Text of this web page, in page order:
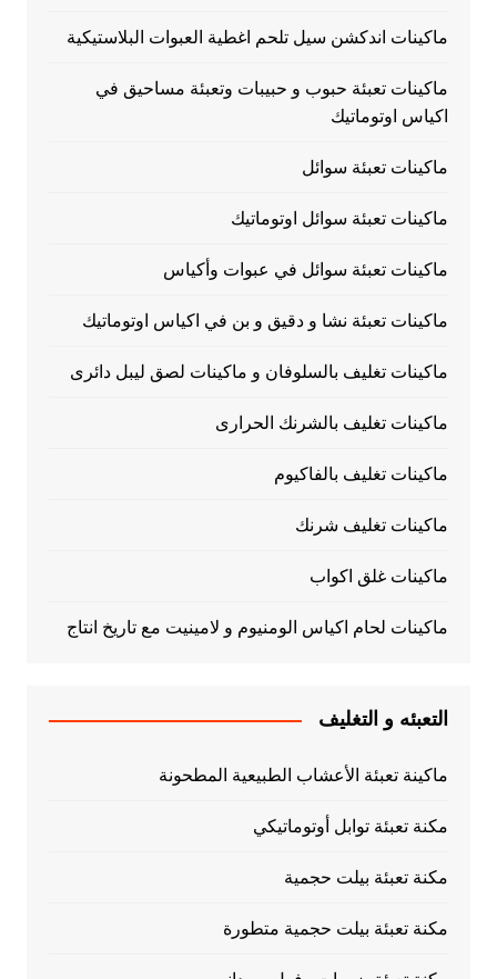
ماكينات اندكشن سيل تلحم اغطية العبوات البلاستيكية
ماكينات تعبئة حبوب و حبيبات وتعبئة مساحيق في
اكياس اوتوماتيك
ماكينات تعبئة سوائل
ماكينات تعبئة سوائل اوتوماتيك
ماكينات تعبئة سوائل في عبوات وأكياس
ماكينات تعبئة نشا و دقيق و بن في اكياس اوتوماتيك
ماكينات تغليف بالسلوفان و ماكينات لصق ليبل دائرى
ماكينات تغليف بالشرنك الحرارى
ماكينات تغليف بالفاكيوم
ماكينات تغليف شرنك
ماكينات غلق اكواب
ماكينات لحام اكياس الومنيوم و لامينيت مع تاريخ انتاج
التعبئه و التغليف
ماكينة تعبئة الأعشاب الطبيعية المطحونة
مكنة تعبئة توابل أوتوماتيكي
مكنة تعبئة بيلت حجمية
مكنة تعبئة بيلت حجمية متطورة